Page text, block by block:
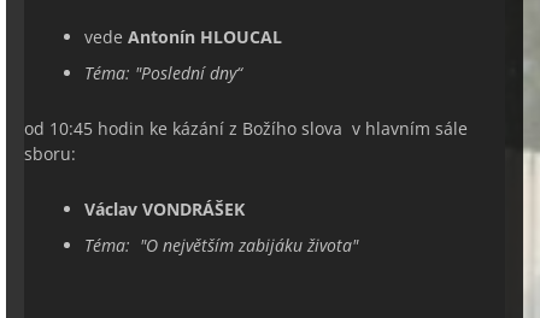
vede Antonín HLOUCAL
Téma: "Poslední dny“
od 10:45 hodin ke kázání z Božího slova v hlavním sále
sboru:
Václav VONDRÁŠEK
Téma: "O největším zabijáku života"